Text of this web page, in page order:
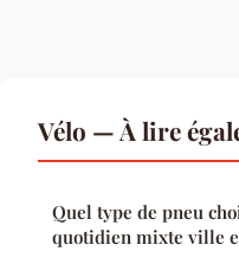
Vélo — À lire
Quel type de pneu
quotidien mixte ville